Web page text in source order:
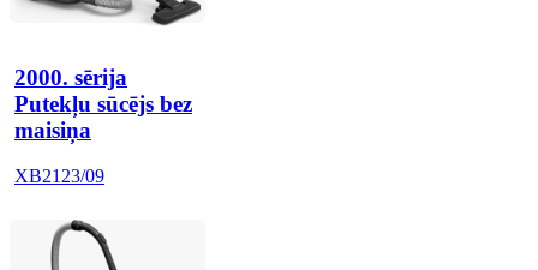
2000. sērija
Putekļu sūcējs bez
maisiņa
XB2123/09